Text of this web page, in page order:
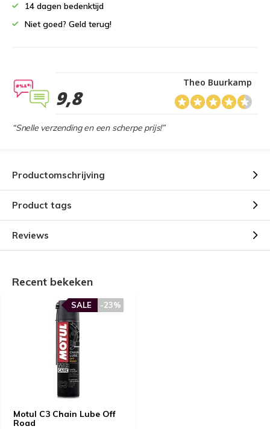
14 dagen bedenktijd
Niet goed? Geld terug!
9,8
Theo Buurkamp
“Snelle verzending en een scherpe prijs!”
Productomschrijving
Product tags
Reviews
Recent bekeken
Motul C3 Chain Lube Off
Road
-23%
SALE